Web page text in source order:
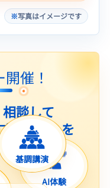
写真はイメージです
催！
談して
レゼントを
AI体験
基調講演